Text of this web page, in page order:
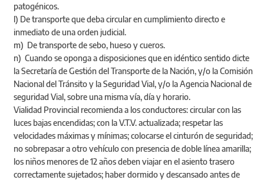
patogénicos.
l) De transporte que deba circular en cumplimiento directo e
inmediato de una orden judicial.
m) De transporte de sebo, hueso y cueros.
n) Cuando se oponga a disposiciones que en idéntico sentido dicte
la Secretaría de Gestión del Transporte de la Nación, y/o la Comisión
Nacional del Tránsito y la Seguridad Vial, y/o la Agencia Nacional de
seguridad Vial, sobre una misma vía, día y horario.
Vialidad Provincial recomienda a los conductores: circular con las
luces bajas encendidas; con la V.T.V. actualizada; respetar las
velocidades máximas y mínimas; colocarse el cinturón de seguridad;
no sobrepasar a otro vehículo con presencia de doble línea amarilla;
los niños menores de 12 años deben viajar en el asiento trasero
correctamente sujetados; haber dormido y descansado antes de